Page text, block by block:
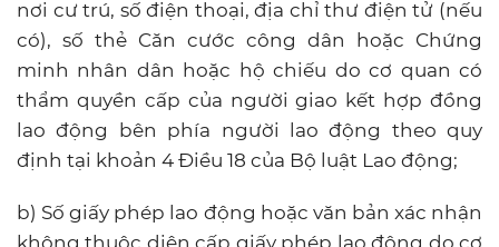
nơi cư trú, số điện thoại, địa chỉ thư điện tử (nếu
có), số thẻ Căn cước công dân hoặc Chứng
minh nhân dân hoặc hộ chiếu do cơ quan có
thẩm quyền cấp của người giao kết hợp đồng
lao động bên phía người lao động theo quy
định tại khoản 4 Điều 18 của Bộ luật Lao động;
b) Số giấy phép lao động hoặc văn bản xác nhận
không thuộc diện cấp giấy phép lao động do cơ